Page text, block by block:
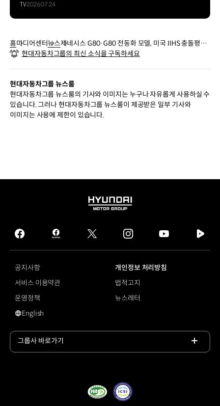
TV2026.07.24
홈미디어센터뉴스제네시스 G80·G80 전동화 모델, 미국 IIHS 충돌평가
서 최고로 안전한 차 선정
현대자동차그룹의 최신 소식을 구독하세요
현대자동차그룹 뉴스룸
현대자동차그룹 뉴스룸의 기사와 이미지는 누구나 자유롭게 사용하실 수
있습니다. 그러나 현대자동차그룹 뉴스룸이 제공받은 일부 기사와
이미지는 사용에 제한이 있습니다.
HYUNDAI
GROUP
facebook
hmg
journal
twitter instagram
tv
공지사항
개인정보 처리방침
서비스 이용약관
법적고지
운영정책
뉴스레터
영문 사이트로 이동
English
그룹사 바로가기